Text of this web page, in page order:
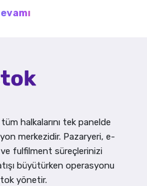
halkalarını tek panelde
merkezidir. Pazaryeri, e-
fulfilment süreçlerinizi
büyütürken operasyonu
yönetir.